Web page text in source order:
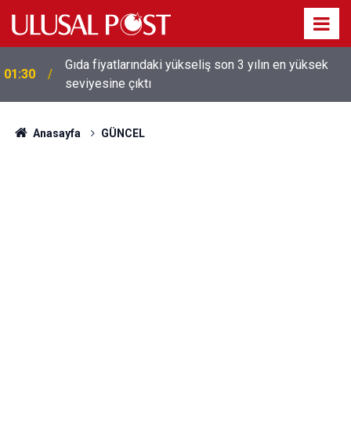
01:26
Galatasaray'dan sekiz kişi hakkında savcılığa suç
duyurusu
Anasayfa GÜNCEL